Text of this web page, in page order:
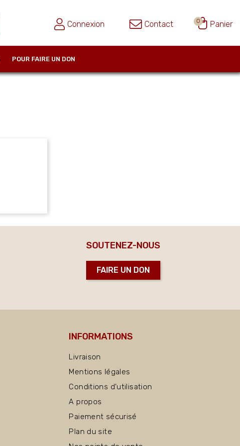
Connexion Contact 0 Panier
POUR FAIRE UN DON
SOUTENEZ-NOUS
FAIRE UN DON
INFORMATIONS
Livraison
Mentions légales
Conditions d'utilisation
A propos
Paiement sécurisé
Plan du site